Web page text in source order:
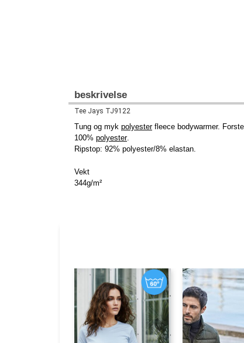
beskrivelse
Tee Jays TJ9122
Tung og myk polyesterfleece bodywarmer.
100% polyester.
Ripstop: 92% polyester/8% elastan.
Vekt
344g/m²